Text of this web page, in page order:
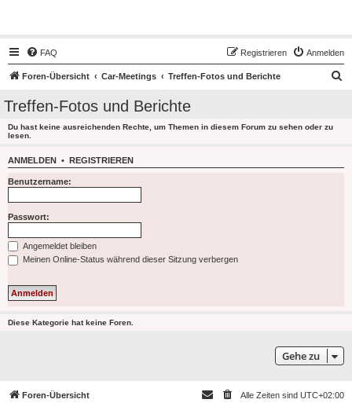
FAQ Anmelden
Registrieren
Foren-Übersicht Car-Meetings Treffen-Fotos und Berichte
Treffen-Fotos und Berichte
Du hast keine ausreichenden Rechte, um Themen in diesem Forum zu sehen oder zu
lesen.
ANMELDEN • REGISTRIEREN
Benutzername:
Passwort:
Angemeldet bleiben
Meinen Online-Status während dieser Sitzung verbergen
Diese Kategorie hat keine Foren.
Gehe zu
Foren-Übersicht Alle Zeiten sind UTC+02:00